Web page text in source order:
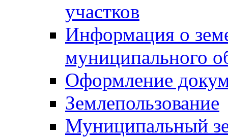
участков
Информация о
муниципального
Оформление
Землепользование
Муниципальный